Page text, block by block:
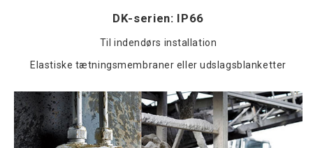
DK-serien: IP66
Til indendørs installation
Elastiske tætningsmembraner eller udslagsblanketter